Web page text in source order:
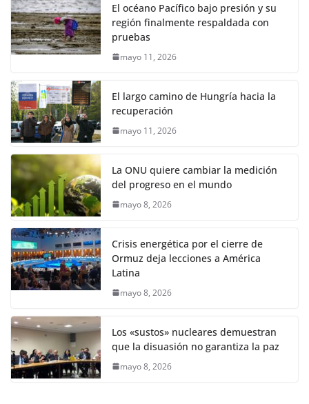
El océano Pacífico bajo presión y su
región finalmente respaldada con
pruebas
mayo 11, 2026
El largo camino de Hungría hacia la
recuperación
mayo 11, 2026
La ONU quiere cambiar la medición
del progreso en el mundo
mayo 8, 2026
Crisis energética por el cierre de
Ormuz deja lecciones a América
Latina
mayo 8, 2026
Los «sustos» nucleares demuestran
que la disuasión no garantiza la paz
mayo 8, 2026